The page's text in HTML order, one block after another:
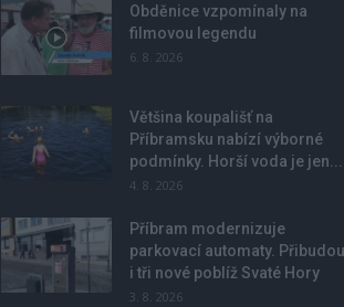
Obděnice vzpomínaly na
filmovou legendu
6. 8. 2026
Většina koupališť na
Příbramsku nabízí výborné
podmínky. Horší voda je jen...
4. 8. 2026
Příbram modernizuje
parkovací automaty. Přibudou
i tři nové poblíž Svaté Hory
3. 8. 2026